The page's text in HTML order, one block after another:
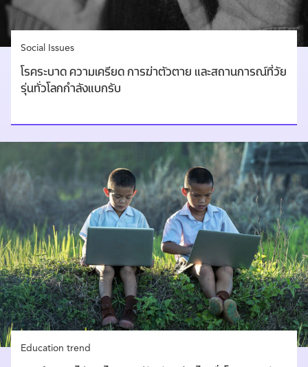
Social Issues
โรคระบาด ความเครียด การฆ่าตัวตาย และสถานการณ์ที่วัย
รุ่นทั่วโลกกำลังแบกรับ
Education trend